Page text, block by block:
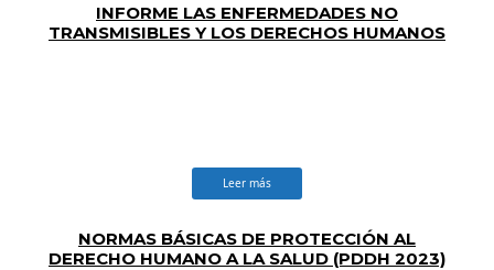
INFORME LAS ENFERMEDADES NO
TRANSMISIBLES Y LOS DERECHOS HUMANOS
Leer más
NORMAS BÁSICAS DE PROTECCIÓN AL
DERECHO HUMANO A LA SALUD (PDDH 2023)